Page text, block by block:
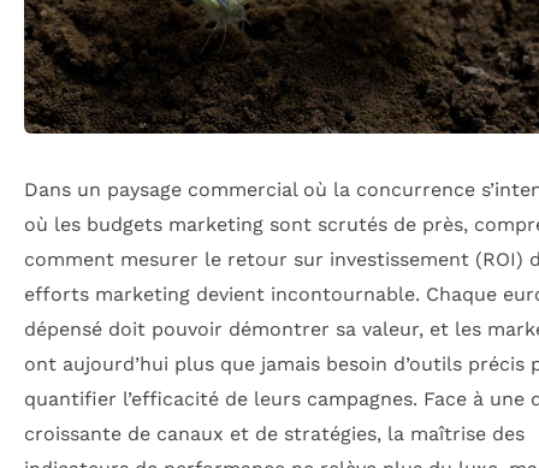
Dans un paysage commercial où la concurrence
où les budgets marketing sont scrutés de près,
comment mesurer le retour sur investissement (ROI)
efforts marketing devient incontournable. Chaque
dépensé doit pouvoir démontrer sa valeur, et les
ont aujourd’hui plus que jamais besoin d’outils précis
quantifier l’efficacité de leurs campagnes. Face à une
croissante de canaux et de stratégies, la maîtrise des